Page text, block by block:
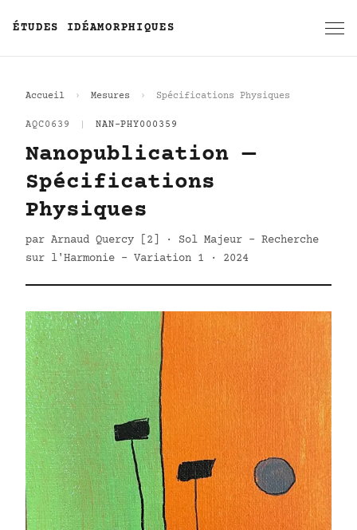
ÉTUDES IDÉAMORPHIQUES
Accueil Mesures Spécifications Physiques
AQC0639 NAN-PHY000359
Nanopublication —
Spécifications
Physiques
par Arnaud Quercy [2] · Sol Majeur - Recherche
sur l'Harmonie - Variation 1 · 2024